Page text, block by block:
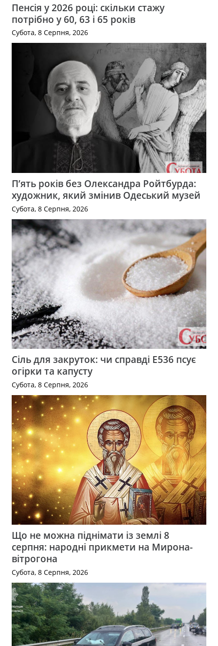
Пенсія у 2026 році: скільки стажу
потрібно у 60, 63 і 65 років
Субота, 8 Серпня, 2026
П’ять років без Олександра Ройтбурда:
художник, який змінив Одеський музей
Субота, 8 Серпня, 2026
Сіль для закруток: чи справді Е536 псує
огірки та капусту
Субота, 8 Серпня, 2026
Що не можна піднімати із землі 8
серпня: народні прикмети на Мирона-
вітрогона
Субота, 8 Серпня, 2026